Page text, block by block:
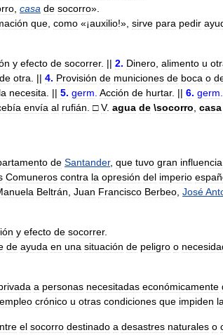
casa de socorro».
que como «¡auxilio!», sirve para pedir
y efecto de socorrer. || 2. Dinero alimento u
de otra . || 4. Provisión de municiones de boca o
la necesita . || 5. germ Acción de hurtar. || 6. germ
envía al rufián □ V. agua de \socorro casa
de Santander, que tuvo gran influencia
Comuneros contra la opresión del imperio
Beltrán Juan Francisco Berbeo José
y efecto de socorrer.
de ayuda en una situación de peligro o
a personas necesitadas económicamente
crónico u otras condiciones que impiden la
el socorro destinado a desastres naturales o